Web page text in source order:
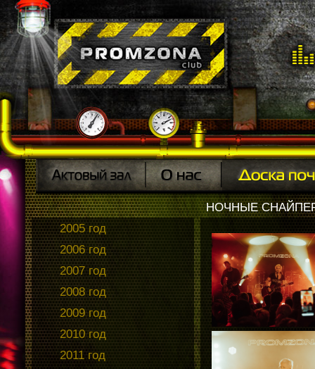
2005 год
2006 год
2007 год
2008 год
2009 год
2010 год
2011 год
НОЧНЫЕ